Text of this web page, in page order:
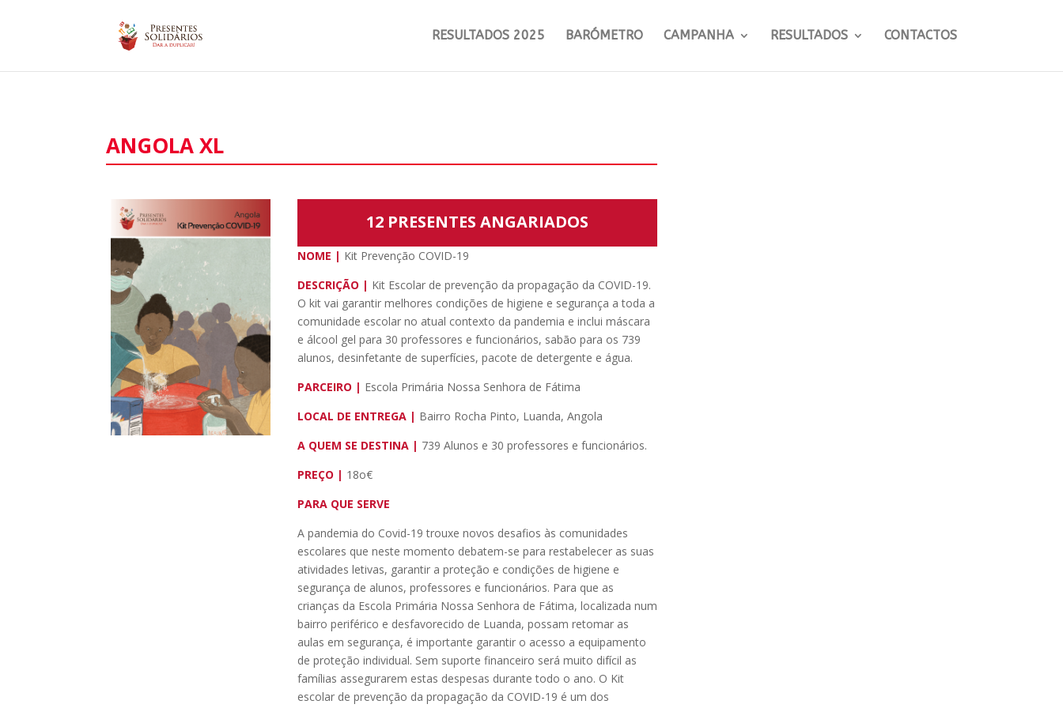
RESULTADOS 2025 BARÓMETRO CAMPANHA RESULTADOS CONTACTOS
ANGOLA XL
12 PRESENTES ANGARIADOS
NOME | Kit Prevenção COVID-19
DESCRIÇÃO | Kit Escolar de prevenção da propagação da COVID-19.
O kit vai garantir melhores condições de higiene e segurança a toda a
comunidade escolar no atual contexto da pandemia e inclui máscara
e álcool gel para 30 professores e funcionários, sabão para os 739
alunos, desinfetante de superfícies, pacote de detergente e água.
PARCEIRO | Escola Primária Nossa Senhora de Fátima
LOCAL DE ENTREGA | Bairro Rocha Pinto, Luanda, Angola
A QUEM SE DESTINA | 739 Alunos e 30 professores e funcionários.
PREÇO | 18o€
PARA QUE SERVE
A pandemia do Covid-19 trouxe novos desafios às comunidades
escolares que neste momento debatem-se para restabelecer as suas
atividades letivas, garantir a proteção e condições de higiene e
segurança de alunos, professores e funcionários. Para que as
crianças da Escola Primária Nossa Senhora de Fátima, localizada num
bairro periférico e desfavorecido de Luanda, possam retomar as
aulas em segurança, é importante garantir o acesso a equipamento
de proteção individual. Sem suporte financeiro será muito difícil as
famílias assegurarem estas despesas durante todo o ano. O Kit
escolar de prevenção da propagação da COVID-19 é um dos